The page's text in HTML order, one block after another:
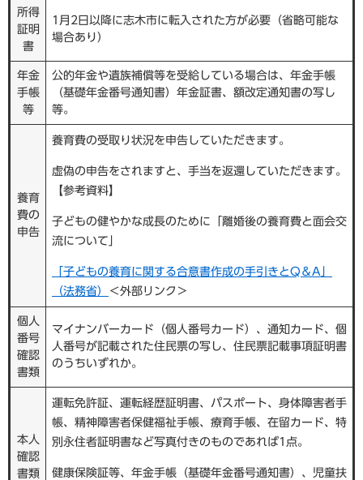
所得
証明
書
1月2日以降に志木市に転入された方が必要（省略可能な
場合あり）
年金
手帳
等
公的年金や遺族補償等を受給している場合は、年金手帳
（基礎年金番号通知書）年金証書、額改定通知書の写し
等。
養育
費の
申告
養育費の受取り状況を申告していただきます。
虚偽の申告をされますと、手当を返還していただきます。
【参考資料】
子どもの健やかな成長のために「離婚後の養育費と面会交
流について」
「子どもの養育に関する合意書作成の手引きとQ＆A」
（法務省）
＜外部リンク＞
個人
番号
確認
書類
マイナンバーカード（個人番号カード）、通知カード、個
人番号が記載された住民票の写し、住民票記載事項証明書
のうちいずれか。
本人
確認
書類
運転免許証、運転経歴証明書、パスポート、身体障害者手
帳、精神障害者保健福祉手帳、療育手帳、在留カード、特
別永住者証明書など写真付きのものであれば1点。
健康保険証等、年金手帳（基礎年金番号通知書）、児童扶